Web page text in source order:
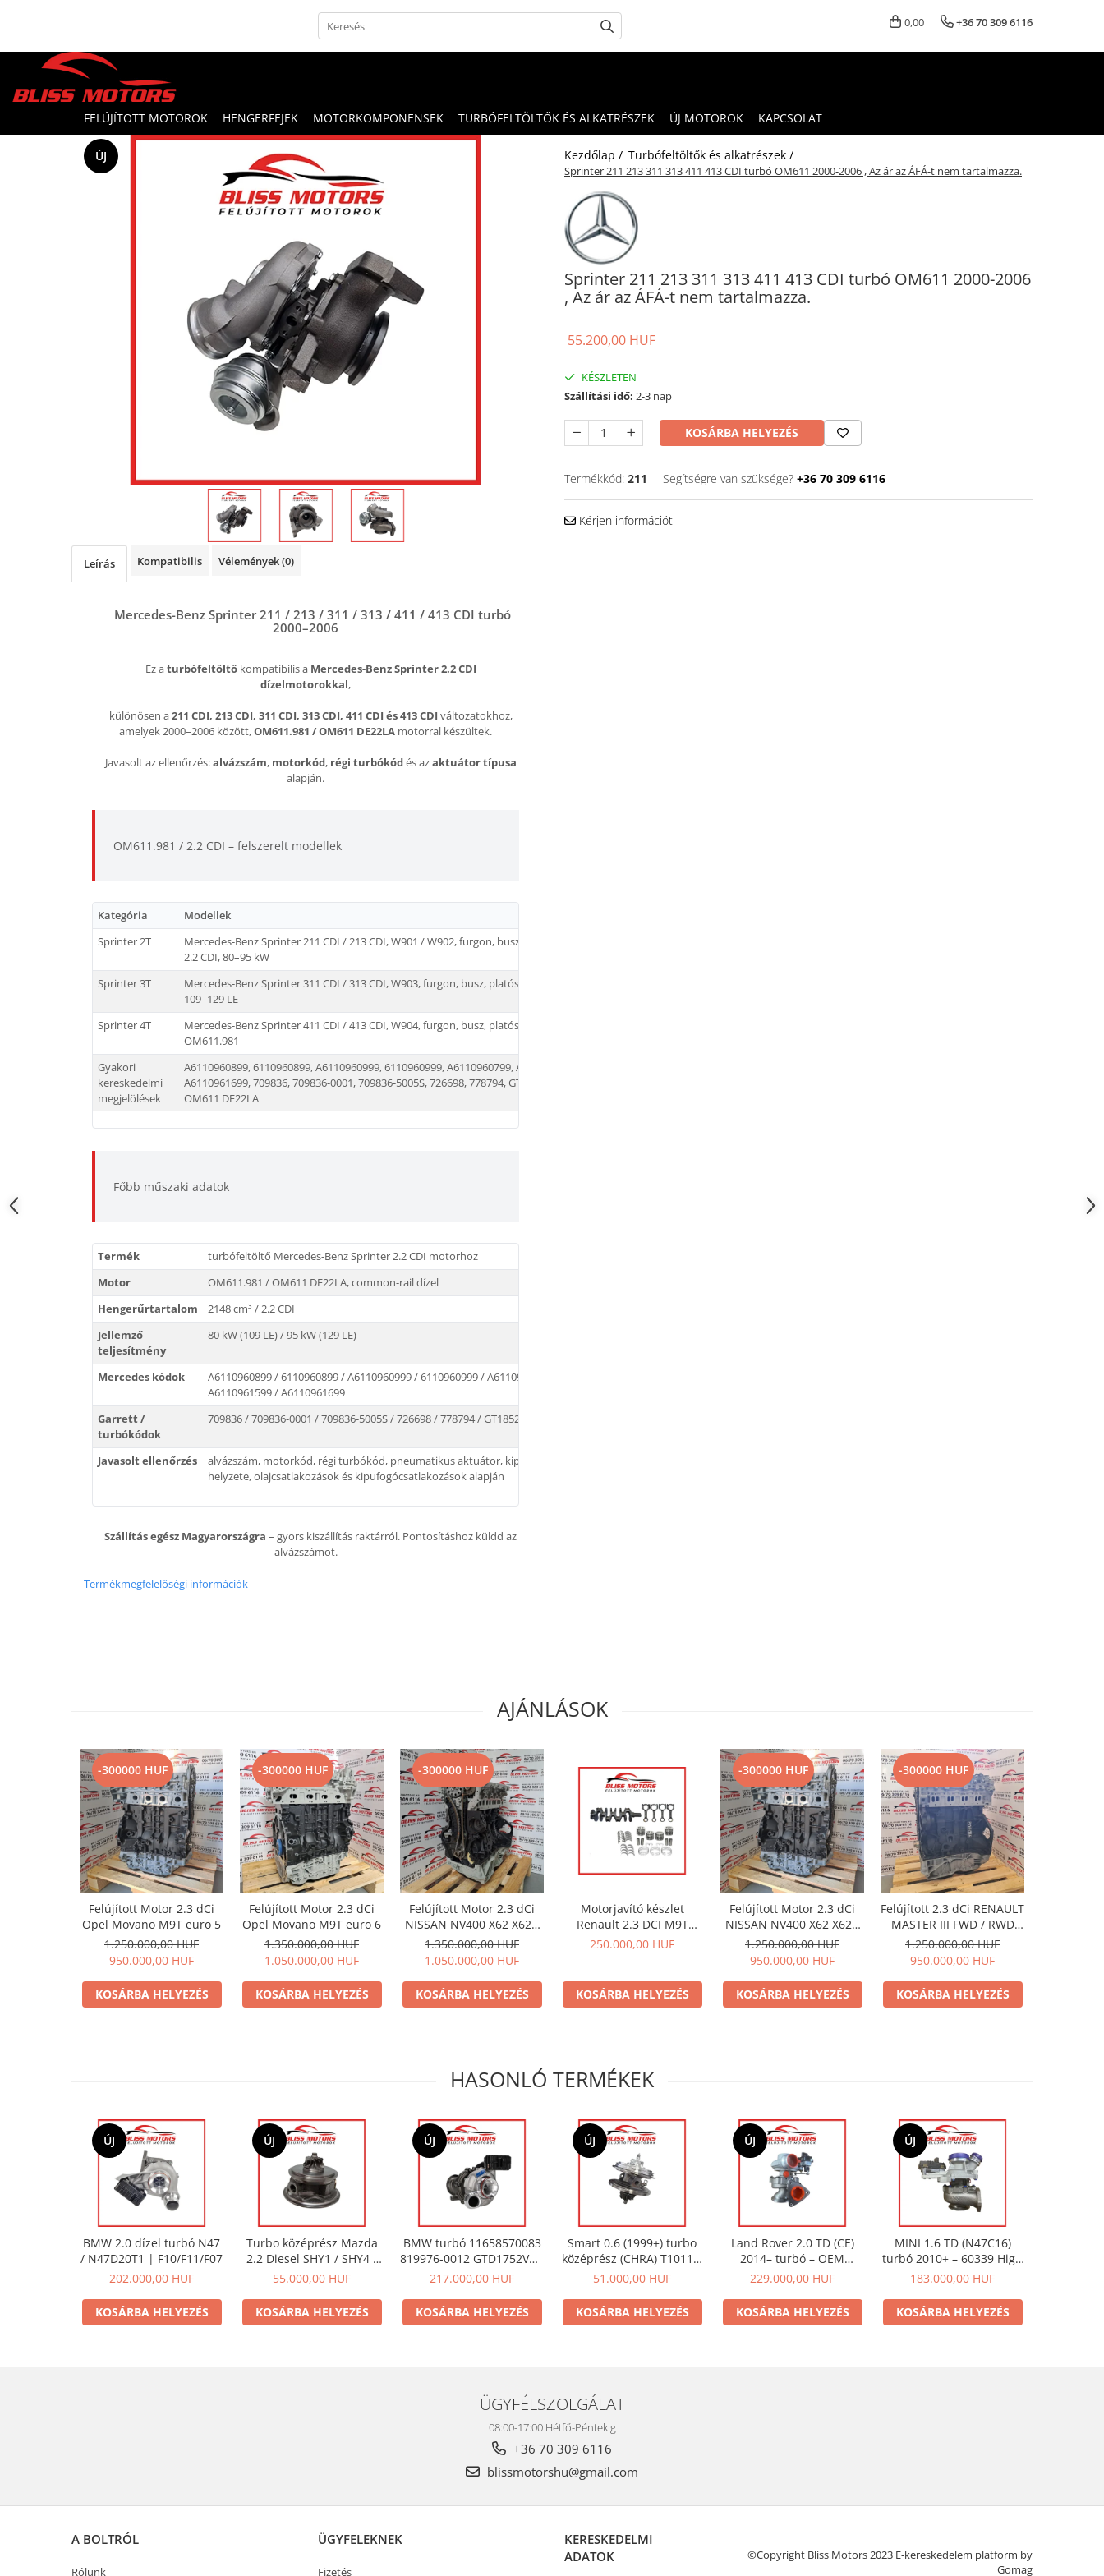
0,00 +36 70 309 6116
FELÚJÍTOTT MOTOROK HENGERFEJEK MOTORKOMPONENSEK TURBÓFELTÖLTŐK ÉS ALKATRÉSZEK ÚJ MOTOROK KAPCSOLAT
Kezdőlap / Turbófeltöltők és alkatrészek /
Sprinter 211 213 311 313 411 413 CDI turbó OM611 2000-2006 , Az ár az ÁFÁ-t nem tartalmazza.
Sprinter 211 213 311 313 411 413 CDI turbó OM611 2000-2006
, Az ár az ÁFÁ-t nem tartalmazza.
ÚJ
55.200,00 HUF
KÉSZLETEN
Szállítási idő: 2-3 nap
KOSÁRBA HELYEZÉS
Termékkód: 211 Segítségre van szüksége? +36 70 309 6116
Kérjen információt
Leírás Kompatibilis Vélemények(0)
Mercedes-Benz Sprinter 211 / 213 / 311 / 313 / 411 / 413 CDI turbó
2000–2006
Ez aturbófeltöltőkompatibilis a Mercedes-Benz Sprinter 2.2 CDI
dízelmotorokkal,
különösen a211 CDI, 213 CDI, 311 CDI, 313 CDI, 411 CDI és 413 CDI változatokhoz,
amelyek 2000–2006 között,OM611.981 / OM611 DE22LA motorral készültek.
Javasolt az ellenőrzés:alvázszám, motorkód, régi turbókódés azaktuátor típusa
alapján.
OM611.981 / 2.2 CDI – felszerelt modellek
Kategória
Modellek
Sprinter 2T
Mercedes-Benz Sprinter 211 CDI / 213 CDI, W901 / W902, furgon, busz, platós vagy alváz,
2.2 CDI, 80–95 kW
Sprinter 3T
Mercedes-Benz Sprinter 311 CDI / 313 CDI, W903, furgon, busz, platós vagy alváz, 2.2 CDI,
109–129 LE
Sprinter 4T
Mercedes-Benz Sprinter 411 CDI / 413 CDI, W904, furgon, busz, platós vagy alváz, 2.2 CDI,
OM611.981
Gyakori
kereskedelmi
megjelölések
A6110960899, 6110960899, A6110960999, 6110960999, A6110960799, A6110961599,
A6110961699, 709836, 709836-0001, 709836-5005S, 726698, 778794, GT1852V, OM611.981,
OM611 DE22LA
Főbb műszaki adatok
Termék
turbófeltöltő Mercedes-Benz Sprinter 2.2 CDI motorhoz
Motor
OM611.981 / OM611 DE22LA, common-rail dízel
Hengerűrtartalom
2148 cm³ / 2.2 CDI
Jellemző
teljesítmény
80 kW (109 LE) / 95 kW (129 LE)
Mercedes kódok
A6110960899 / 6110960899 / A6110960999 / 6110960999 / A6110960799 /
A6110961599 / A6110961699
Garrett /
turbókódok
709836 / 709836-0001 / 709836-5005S / 726698 / 778794 / GT1852V
Javasolt ellenőrzés
alvázszám, motorkód, régi turbókód, pneumatikus aktuátor, kipufogócsonk
helyzete, olajcsatlakozások és kipufogócsatlakozások alapján
Szállítás egész Magyarországra – gyors kiszállítás raktárról. Pontosításhoz küldd az
alvázszámot.
Termékmegfelelőségi információk
AJÁNLÁSOK
-300000 HUF
Felújított Motor 2.3 dCi
Opel Movano M9T euro 5
1.250.000,00 HUF
950.000,00 HUF
KOSÁRBA HELYEZÉS
-300000 HUF
Felújított Motor 2.3 dCi
Opel Movano M9T euro 6
1.350.000,00 HUF
1.050.000,00 HUF
KOSÁRBA HELYEZÉS
-300000 HUF
Felújított Motor 2.3 dCi
NISSAN NV400 X62 X62B
M9T euro 6
1.350.000,00 HUF
1.050.000,00 HUF
KOSÁRBA HELYEZÉS
Motorjavító készlet
Renault 2.3 DCI M9T
motorokhoz - Főtengely +
250.000,00 HUF
KOSÁRBA HELYEZÉS
-300000 HUF
Felújított Motor 2.3 dCi
NISSAN NV400 X62 X62B
M9T euro 5
1.250.000,00 HUF
950.000,00 HUF
KOSÁRBA HELYEZÉS
-300000 HUF
Felújított 2.3 dCi RENAULT
MASTER III FWD / RWD
M9T euro5 motor
1.250.000,00 HUF
950.000,00 HUF
KOSÁRBA HELYEZÉS
HASONLÓ TERMÉKEK
ÚJ
BMW 2.0 dízel turbó N47
/ N47D20T1 | F10/F11/F07
202.000,00 HUF
KOSÁRBA HELYEZÉS
ÚJ
Turbo középrész Mazda
2.2 Diesel SHY1 / SHY4 /
SHY6 / SHY8 motorokhoz
55.000,00 HUF
KOSÁRBA HELYEZÉS
ÚJ
BMW turbó 11658570083
819976-0012 GTD1752VRK
– 1 2 3 4 5 X3 X4
217.000,00 HUF
KOSÁRBA HELYEZÉS
ÚJ
Smart 0.6 (1999+) turbo
középrész (CHRA) T1011 –
Garrett GT1238S | OEM
51.000,00 HUF
KOSÁRBA HELYEZÉS
ÚJ
Land Rover 2.0 TD (CE)
2014– turbó – OEM
kompatibilis 2.0D
229.000,00 HUF
KOSÁRBA HELYEZÉS
ÚJ
MINI 1.6 TD (N47C16)
turbó 2010+ – 60339 High
Performance | OEM
183.000,00 HUF
KOSÁRBA HELYEZÉS
ÜGYFÉLSZOLGÁLAT
08:00-17:00 Hétfő-Péntekig
+36 70 309 6116
blissmotorshu@gmail.com
A BOLTRÓL
Rólunk
ÜGYFELEKNEK
Fizetés
KERESKEDELMI
ADATOK
©Copyright Bliss Motors 2023 E-kereskedelem platform by
Gomag